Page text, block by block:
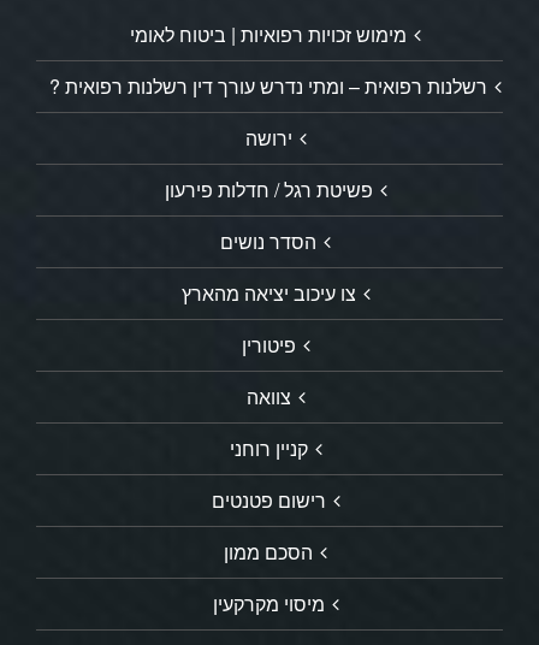
מימוש זכויות רפואיות | ביטוח לאומי
רשלנות רפואית – ומתי נדרש עורך דין רשלנות רפואית ?
ירושה
פשיטת רגל / חדלות פירעון
הסדר נושים
צו עיכוב יציאה מהארץ
פיטורין
צוואה
קניין רוחני
רישום פטנטים
הסכם ממון
מיסוי מקרקעין